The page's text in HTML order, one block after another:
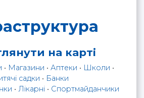
на карті
• Магазини • Аптеки • Школи •
садки • Банки
• Лікарні • Спортмайданчики